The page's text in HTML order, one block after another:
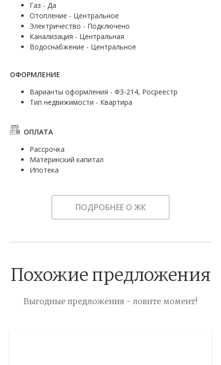
Газ - Да
Отопление - Центральное
Электричество - Подключено
Канализация - Центральная
Водоснабжение - Центральное
ОФОРМЛЕНИЕ
Варианты оформления - ФЗ-214, Росреестр
Тип недвижимости - Квартира
ОПЛАТА
Рассрочка
Материнский капитал
Ипотека
ПОДРОБНЕЕ О ЖК
Похожие предложения
Выгодные предложения - ловите момент!